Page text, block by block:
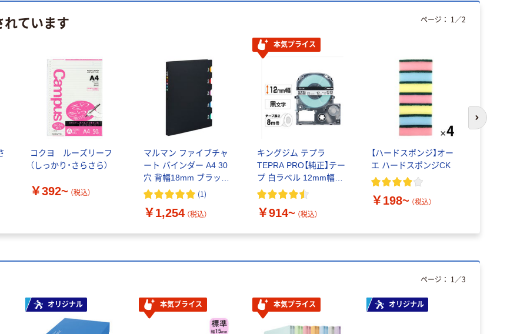
ています
コクヨ ルーズリーフ
（しっかり・さらさら）
￥392~ （税込）
マルマン ファイブチャ
ート バインダー A4 30
穴 背幅18mm ブラック
F483A 1冊
(1)
￥1,254 （税込）
本気プライス
キングジム テプラ
TEPRA PRO【純正】テー
プ 白ラベル 12mm幅
（黒文字）
￥914~ （税込）
【ハードスポンジ】オー
エ ハードスポンジCK
￥198~ （税込）
ページ： 1 ／2
次のスライド
オリジナル 本気プライス 本気プライス オリジナル
ページ： 1 ／3